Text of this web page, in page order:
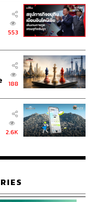
553
188
2.6K